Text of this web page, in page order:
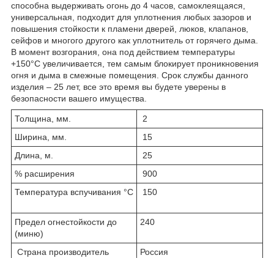
способна выдерживать огонь до 4 часов, самоклеящаяся,
универсальная, подходит для уплотнения любых зазоров и
повышения стойкости к пламени дверей, люков, клапанов,
сейфов и многого другого как уплотнитель от горячего дыма.
В момент возгорания, она под действием температуры
+150°С увеличивается, тем самым блокирует проникновения
огня и дыма в смежные помещения. Срок службы данного
изделия – 25 лет, все это время вы будете уверены в
безопасности вашего имущества.
Толщина, мм.
2
Ширина, мм.
15
Длина, м.
25
% расширения
900
Температура вспучивания °С
150
Предел огнестойкости до
(миню)
240
Страна производитель Россия